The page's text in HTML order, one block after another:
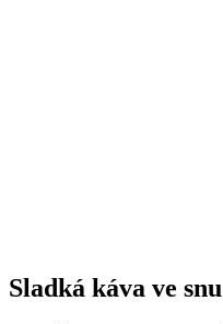
Sladká káva ve snu